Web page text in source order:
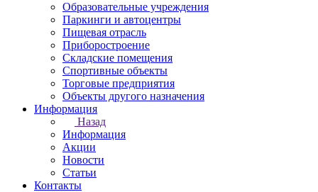
Образовательные учреждения
Паркинги и автоцентры
Пищевая отрасль
Приборостроение
Складские помещения
Спортивные объекты
Торговые предприятия
Объекты другого назначения
Информация
Назад
Информация
Акции
Новости
Статьи
Контакты